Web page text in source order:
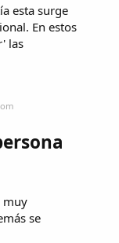
esta surge
En estos
las
muy
se